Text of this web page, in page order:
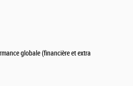
globale (financière et extra